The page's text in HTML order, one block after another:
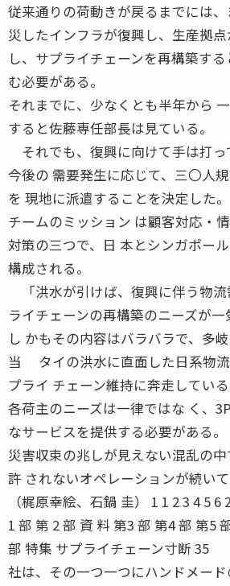
従来通りの荷動きが戻るまでには
災したインフラが復興し、生産拠
し、サプライチェーンを再構築す
む必要がある。
それまでに、少なくとも半年から
すると佐藤専任部長は見ている。
それでも、復興に向けて手は打っ
今後の 需要発生に応じて、三〇人
を 現地に派遣することを決定した。
チームのミッション は顧客対応・
対策の三つで、日 本とシンガポー
構成される。
「洪水が引けば、復興に伴う物
ライチェーンの再構築のニーズが一
し かもその内容はバラバラで、多岐
当 タイの洪水に直面した日系物
プライ チェーン維持に奔走している
各荷主のニーズは一律ではな く、
なサービスを提供する必要がある。
災害収束の兆しが見えない混乱の
許 されないオペレーションが続いて
（梶原幸絵、石鍋 圭） 1 1 2 3 4 5 6
1 部 第 2 部 資 料 第3 部 第4 部 第5
部 特集 サプライチェーン寸断 35
社は、その一つ一つにハンドメー